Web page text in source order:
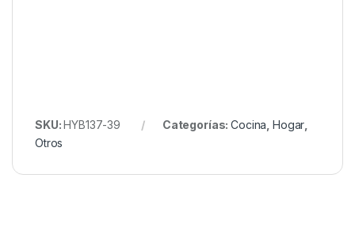
SKU:HYB137-39 Categorías:Cocina ,Hogar
Otros